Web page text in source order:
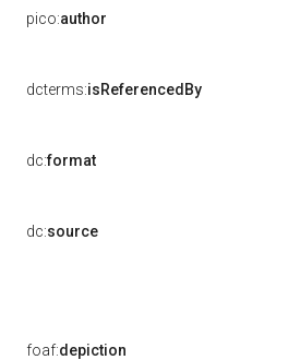
pico:author
dcterms:isReferencedBy
dc:format
dc:source
foaf:depiction